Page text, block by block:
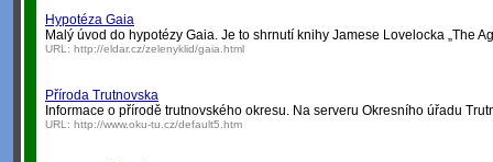
Hypotéza Gaia
Malý úvod do hypotézy Gaia. Je to shrnutí knihy Jamese Lovelocka „The
URL: http://eldar.cz/zelenyklid/gaia.html
Příroda Trutnovska
Informace o přírodě trutnovského okresu. Na serveru Okresního úřadu
URL: http://www.oku-tu.cz/default5.htm